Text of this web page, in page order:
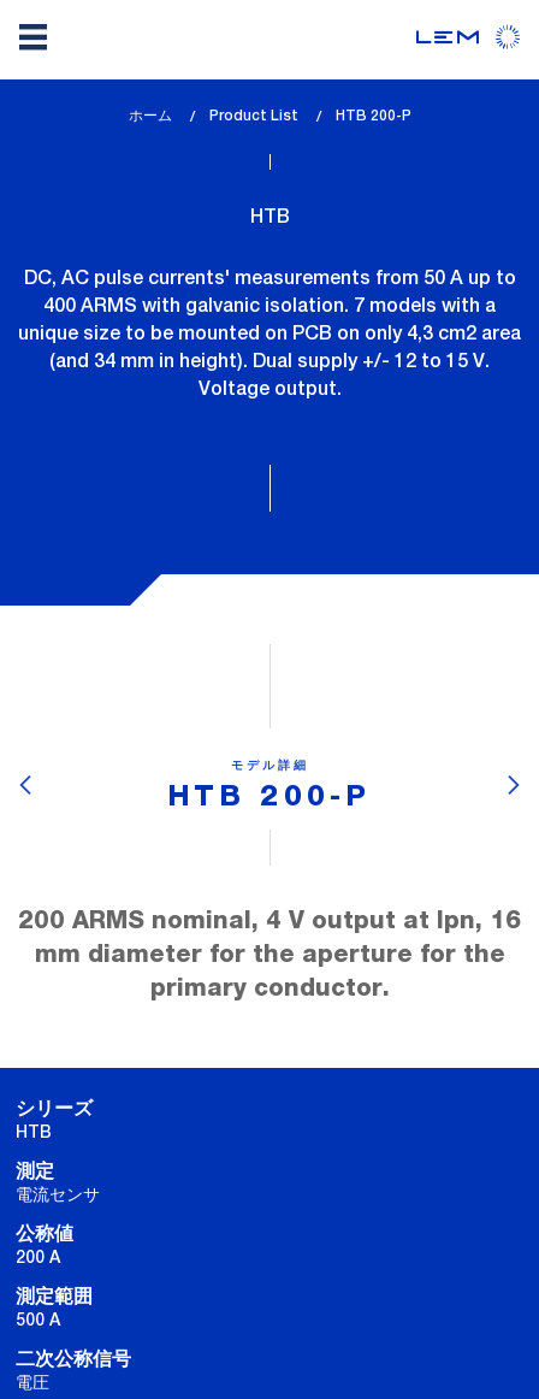
ホーム Product List
lem_current_page
HTB 200-P
HTB
DC, AC pulse currents' measurements from 50 A up to
400 ARMS with galvanic isolation. 7 models with a
unique size to be mounted on PCB on only 4,3 cm2 area
(and 34 mm in height). Dual supply +/- 12 to 15 V.
Voltage output.
モデル詳細
HTB 200-P
200 ARMS nominal, 4 V output at Ipn, 16
mm diameter for the aperture for the
primary conductor.
シリーズ
HTB
測定
電流センサ
公称値
200 A
測定範囲
500 A
二次公称信号
電圧